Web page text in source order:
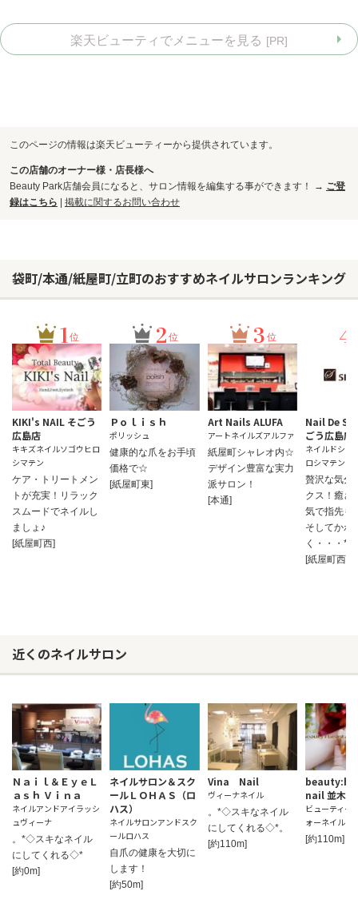
楽天ビューティでメニューを見る [PR]
このページの情報は楽天ビューティーから提供されています。
この店舗のオーナー様・店長様へ
Beauty Park店舗会員になると、サロン情報を編集する事ができます！ → ご登
録はこちら | 掲載に関するお問い合わせ
袋町/本通/紙屋町/立町のおすすめネイルサロンランキング
1位
KIKI's NAIL そごう
広島店
キキズネイルソゴウヒロ
シマテン
ケア・トリートメン
トが充実！リラック
スムードでネイルし
ましょ♪
[紙屋町西]
2 位
Ｐｏｌｉｓｈ
ポリッシュ
健康的な爪をお手頃
価格で☆
[紙屋町東]
3 位
Art Nails ALUFA
アートネイルズアルファ
紙屋町シャレオ内☆
デザイン豊富な実力
派サロン！
[本通]
4
Nail De
ごう広島店
ネイルドシレ
ロシマテン
贅沢な気分
クス！癒さ
気で指先も
そしてかわ
く・・・*
[紙屋町西]
近くのネイルサロン
Ｎａｉｌ＆ＥｙｅＬ
ａｓｈ Ｖｉｎａ
ネイルアンドアイラッシ
ュヴィーナ
。*◇スキなネイル
にしてくれる◇*
[約0m]
ネイルサロン＆スク
ールＬＯＨＡＳ（ロ
ハス）
ネイルサロンアンドスク
ールロハス
自爪の健康を大切に
します！
[約50m]
Vina Nail
ヴィーナネイル
。*◇スキなネイル
にしてくれる◇*。
[約110m]
nail 並木店
ビューティー
ォーネイル ナ
[約110m]